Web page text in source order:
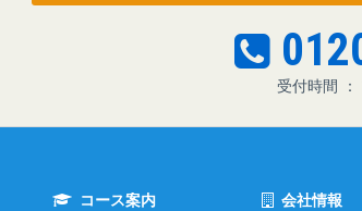
受付時間 ：
コース案内
会社情報